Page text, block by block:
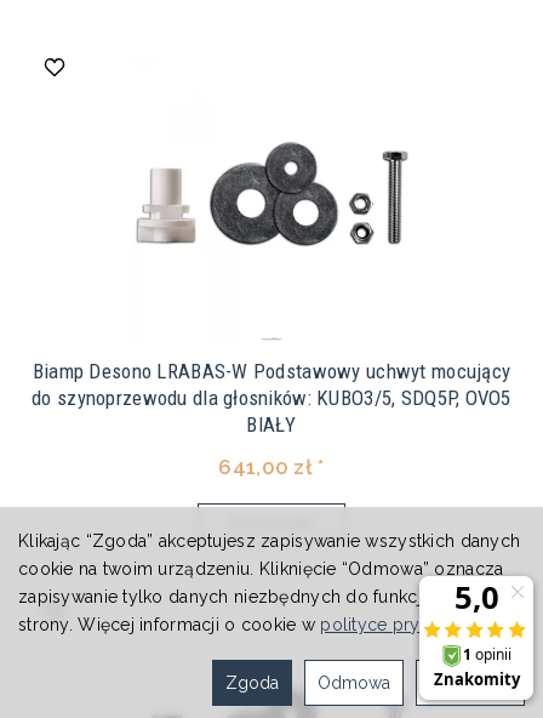
Biamp Desono LRABAS-W Podstawowy uchwyt mocujący
do szynoprzewodu dla głosników: KUBO3/5, SDQ5P, OVO5
BIAŁY
641,00 zł *
Klikając “Zgoda” akceptujesz zapisywanie wszystkich danych
cookie na twoim urządzeniu. Kliknięcie “Odmowa” oznacza
zapisywanie tylko danych niezbędnych do funkcjonowania
strony. Więcej informacji o cookie w polityce prywatności.
Ustawienia
Odmowa
Zgoda